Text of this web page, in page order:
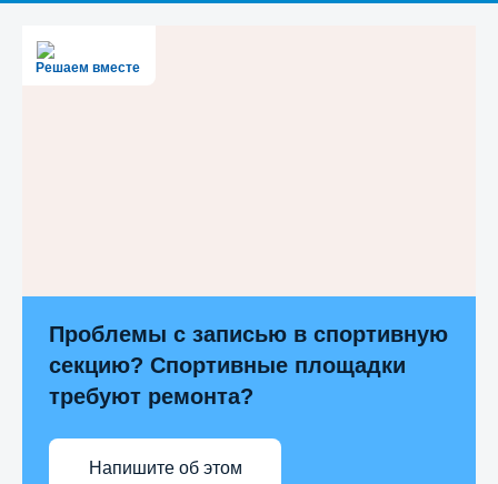
Решаем вместе
Проблемы с записью в спортивную
секцию? Спортивные площадки
требуют ремонта?
Напишите об этом